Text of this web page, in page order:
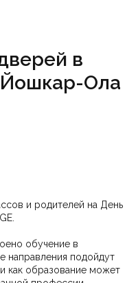
в
Йошкар-Ола
и родителей на День
обучение в
направления подойдут
как образование может